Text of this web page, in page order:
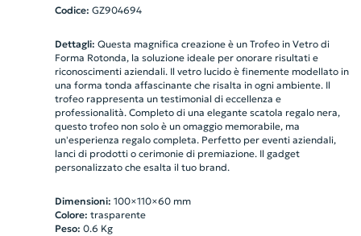
Codice: GZ904694
Dettagli: Questa magnifica creazione è un Trofeo in Vetro di
Forma Rotonda, la soluzione ideale per onorare risultati e
riconoscimenti aziendali. Il vetro lucido è finemente modellato in
una forma tonda affascinante che risalta in ogni ambiente. Il
trofeo rappresenta un testimonial di eccellenza e
professionalità. Completo di una elegante scatola regalo nera,
questo trofeo non solo è un omaggio memorabile, ma
un'esperienza regalo completa. Perfetto per eventi aziendali,
lanci di prodotti o cerimonie di premiazione. Il gadget
personalizzato che esalta il tuo brand.
Dimensioni: 100×110×60 mm
Colore: trasparente
Peso: 0.6 Kg